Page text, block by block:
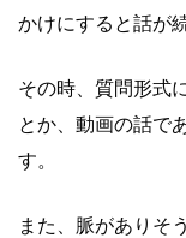
かけにすると話が
その時、質問形式
とか、動画の話で
す。
また、脈がありそ